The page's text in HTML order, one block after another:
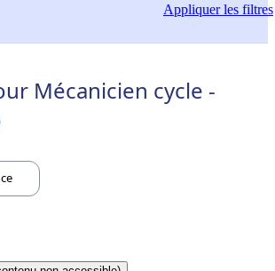
Appliquerles filtres
Mécanicien cycle -